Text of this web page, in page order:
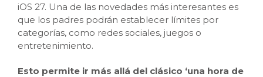
iOS 27. Una de las novedades más interesantes es
que los padres podrán establecer límites por
categorías, como redes sociales, juegos o
entretenimiento.
Esto permite ir más allá del clásico ‘una hora de